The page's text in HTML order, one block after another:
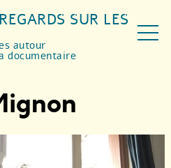
SUR LES
autour
documentaire